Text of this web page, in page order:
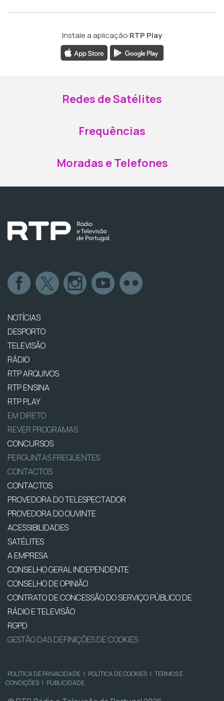
Instale a aplicação RTP Play
Redes de Satélites
Frequências
Moradas e Telefones
NOTÍCIAS
DESPORTO
TELEVISÃO
RÁDIO
RTP ARQUIVOS
RTP ENSINA
RTP PLAY
EM DIRETO
REVER PROGRAMAS
CONCURSOS
PERGUNTAS FREQUENTES
CONTACTOS
CONTACTOS
PROVEDORA DO TELESPECTADOR
PROVEDORA DO OUVINTE
ACESSIBILIDADES
SATÉLITES
A EMPRESA
CONSELHO GERAL INDEPENDENTE
CONSELHO DE OPINIÃO
CONTRATO DE CONCESSÃO DO SERVIÇO PÚBLICO DE
RÁDIO E TELEVISÃO
RGPD
GESTÃO DAS DEFINIÇÕES DE COOKIES
POLÍTICA DE PRIVACIDADE | POLÍTICA DE COOKIES | TERMOS E
CONDIÇÕES | PUBLICIDADE